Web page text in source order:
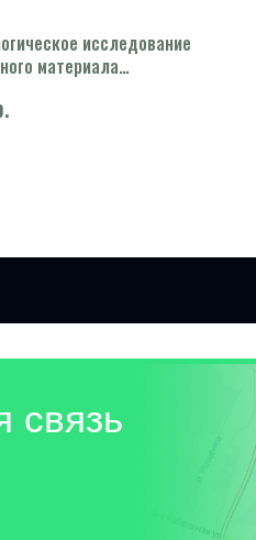
исследование
материала
полости матки, соскобов
связь